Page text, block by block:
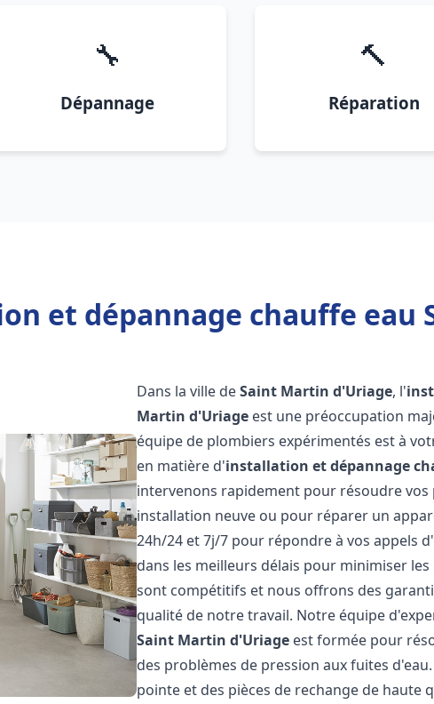
🔧
Dépannage
🔨
Réparation
et dépannage chauffe eau
Dans la ville deSaint Martin d'Uriage, l'
Martin d'Uriage est une préoccupation
équipe de plombiers expérimentés est à
en matière d'installation et dépannage
intervenons rapidement pour résoudre
installation neuve ou pour réparer un
24h/24 et 7j/7 pour répondre à vos appels
dans les meilleurs délais pour minimiser
sont compétitifs et nous offrons des
qualité de notre travail. Notre équipe
Saint Martin d'Uriage est formée pour
des problèmes de pression aux fuites
pointe et des pièces de rechange de haute